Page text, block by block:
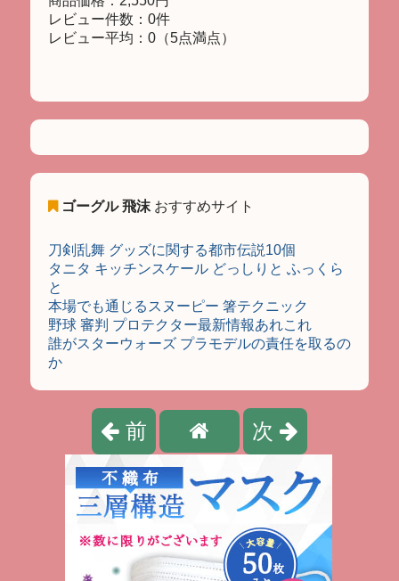
レビュー件数：0件
レビュー平均：0（5点満点）
ゴーグル 飛沫おすすめサイト
刀剣乱舞 グッズに関する都市伝説10個
タニタ キッチンスケール どっしりと ふっくら
と
本場でも通じるスヌーピー 箸テクニック
野球 審判 プロテクター最新情報あれこれ
誰がスターウォーズ プラモデルの責任を取るの
か
前 次